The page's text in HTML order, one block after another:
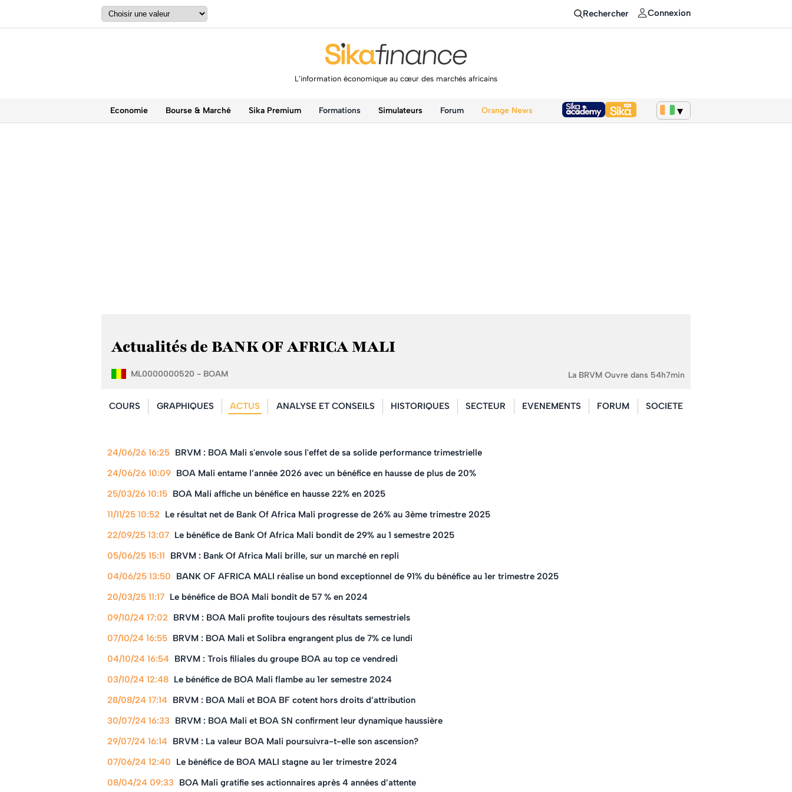
Rechercher Connexion
L’information économique au cœur des marchés africains
Economie Bourse & Marché Sika Premium Formations Simulateurs Forum Orange News
Actualités de BANK OF AFRICA MALI
ML0000000520 - BOAM La BRVM Ouvre dans 54h7min
COURS GRAPHIQUES ACTUS ANALYSE ET CONSEILS HISTORIQUES SECTEUR EVENEMENTS FORUM SOCIETE
24/06/26 16:25 BRVM : BOA Mali s'envole sous l'effet de sa solide performance trimestrielle
24/06/26 10:09 BOA Mali entame l’année 2026 avec un bénéfice en hausse de plus de 20%
25/03/26 10:15 BOA Mali affiche un bénéfice en hausse 22% en 2025
11/11/25 10:52
Le résultat net de Bank Of Africa Mali progresse de 26% au 3ème trimestre 2025
22/09/25 13:07 Le bénéfice de Bank Of Africa Mali bondit de 29% au 1 semestre 2025
05/06/25 15:11
BRVM : Bank Of Africa Mali brille, sur un marché en repli
04/06/25 13:50
BANK OF AFRICA MALI réalise un bond exceptionnel de 91% du bénéfice au 1er trimestre 2025
20/03/25 11:17 Le bénéfice de BOA Mali bondit de 57 % en 2024
09/10/24 17:02
BRVM : BOA Mali profite toujours des résultats semestriels
07/10/24 16:55 BRVM : BOA Mali et Solibra engrangent plus de 7% ce lundi
04/10/24 16:54
BRVM : Trois filiales du groupe BOA au top ce vendredi
03/10/24 12:48 Le bénéfice de BOA Mali flambe au 1er semestre 2024
28/08/24 17:14
BRVM : BOA Mali et BOA BF cotent hors droits d’attribution
30/07/24 16:33
BRVM : BOA Mali et BOA SN confirment leur dynamique haussière
29/07/24 16:14
BRVM : La valeur BOA Mali poursuivra-t-elle son ascension?
07/06/24 12:40
Le bénéfice de BOA MALI stagne au 1er trimestre 2024
08/04/24 09:33
BOA Mali gratifie ses actionnaires après 4 années d’attente